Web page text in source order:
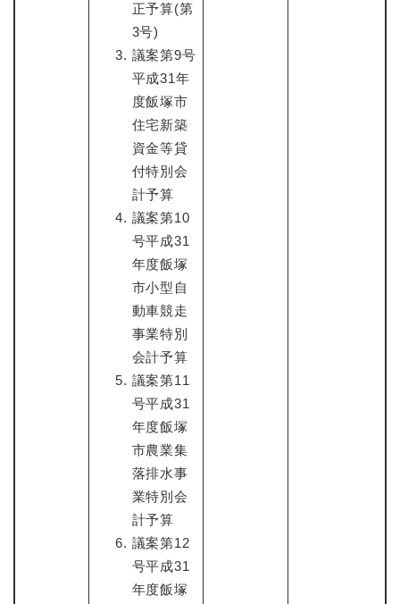
正予算(第
3号)
議案第9号
平成31年
度飯塚市
住宅新築
資金等貸
付特別会
計予算
議案第10
号平成31
年度飯塚
市小型自
動車競走
事業特別
会計予算
議案第11
号平成31
年度飯塚
市農業集
落排水事
業特別会
計予算
議案第12
号平成31
年度飯塚